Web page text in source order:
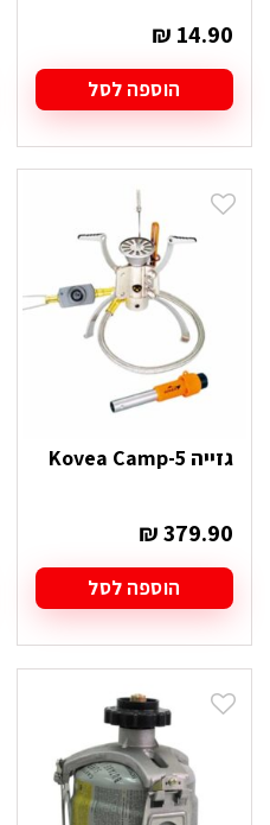
₪ 14.90
הוספה לסל
גזייה Kovea Camp-5
₪379.90
הוספה לסל